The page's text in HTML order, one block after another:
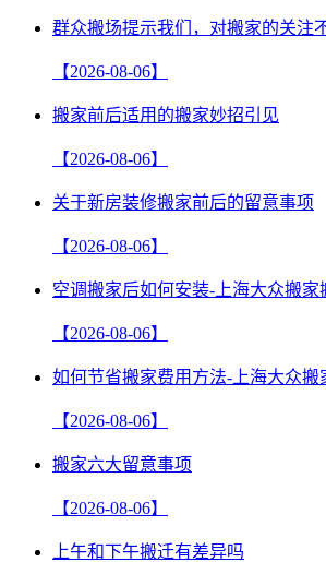
群众搬场提示我们，对搬家的关注
【2026-08-06】
搬家前后适用的搬家妙招引见
【2026-08-06】
关于新房装修搬家前后的留意事项
【2026-08-06】
空调搬家后如何安装-上海大众搬家
【2026-08-06】
如何节省搬家费用方法-上海大众搬
【2026-08-06】
搬家六大留意事项
【2026-08-06】
上午和下午搬迁有差异吗